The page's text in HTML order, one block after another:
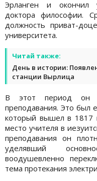
Эрланген и окончил
доктора философии.
должность приват-
университета.
Читай также:
День в истории:
станции Вырлица
В этот период он
преподавания. Это был
который вышел в 1817
место учителя в
преподавания он
уделявший
воодушевленно
тема протекания